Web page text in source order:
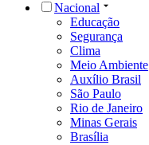
Nacional
Educação
Segurança
Clima
Meio Ambiente
Auxílio Brasil
São Paulo
Rio de Janeiro
Minas Gerais
Brasília